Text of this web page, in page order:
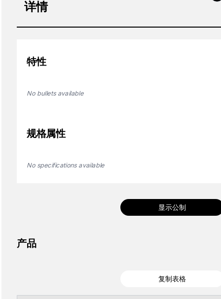
详情
特性
No bullets available
规格属性
No specifications available
显示公制
产品
复制表格